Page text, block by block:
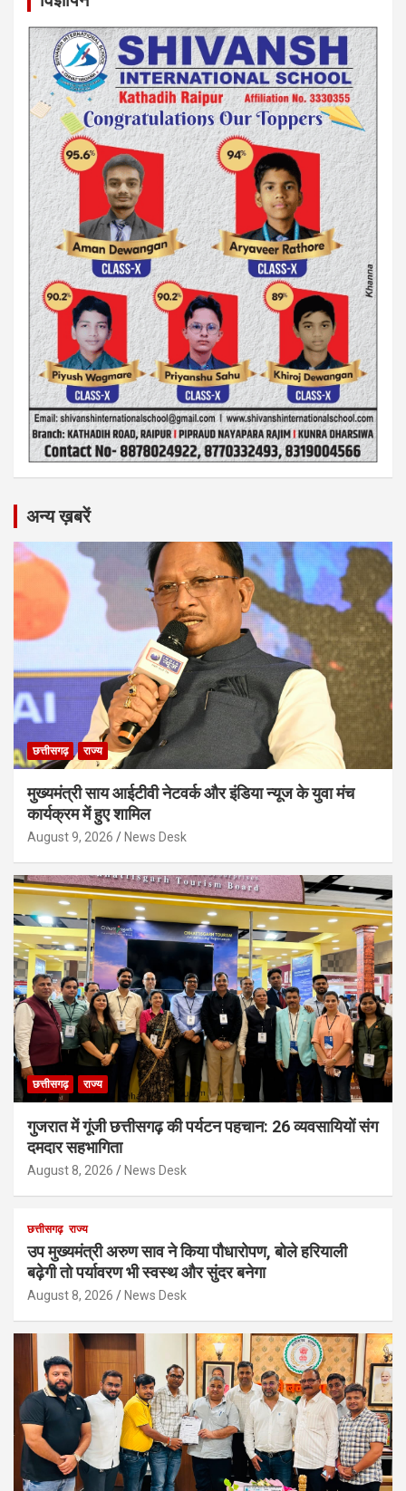
अन्य ख़बरें
छत्तीसगढ़ राज्य
मुख्यमंत्री साय आईटीवी नेटवर्क और इंडिया न्यूज के युवा मंच
कार्यक्रम में हुए शामिल
August 9, 2026 News Desk
छत्तीसगढ़ राज्य
गुजरात में गूंजी छत्तीसगढ़ की पर्यटन पहचान: 26 व्यवसायियों संग
दमदार सहभागिता
August 8, 2026 News Desk
छत्तीसगढ़ राज्य
उप मुख्यमंत्री अरुण साव ने किया पौधारोपण, बोले हरियाली
बढ़ेगी तो पर्यावरण भी स्वस्थ और सुंदर बनेगा
August 8, 2026 News Desk